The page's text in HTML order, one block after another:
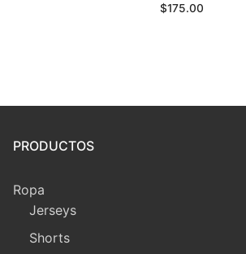
$175.00
PRODUCTOS
Ropa
Jerseys
Shorts